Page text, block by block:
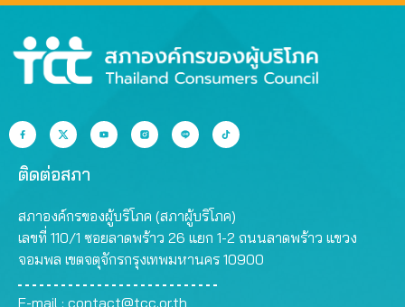
ติดต่อสภา
สภาองค์กรของผู้บริโภค (สภาผู้บริโภค)
เลขที่ 110/1 ซอยลาดพร้าว 26 แยก 1-2 ถนนลาดพร้าว แขวง
จอมพล เขตจตุจักรกรุงเทพมหานคร 10900
E-mail : contact@tcc.or.th